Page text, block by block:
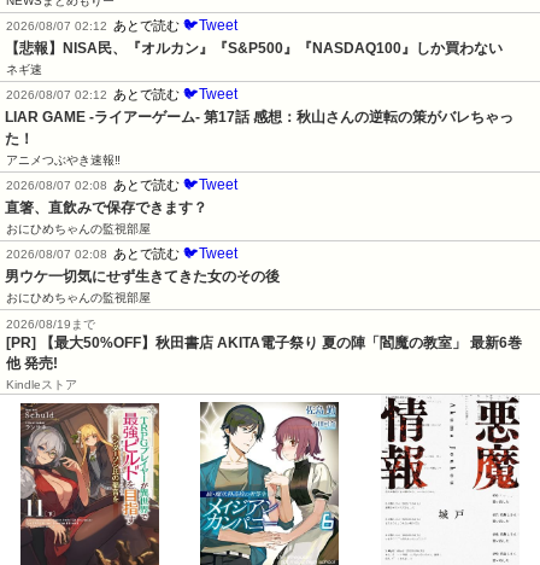
2026/08/07 02:12
あとで読む 🐦Tweet
【悲報】NISA民、『オルカン』『S&P500』『NASDAQ100』しか買わない
ネギ速
2026/08/07 02:12
あとで読む 🐦Tweet
LIAR GAME -ライアーゲーム- 第17話 感想：秋山さんの逆転の策がバレちゃっ
た！
アニメつぶやき速報‼︎
2026/08/07 02:08
あとで読む 🐦Tweet
直箸、直飲みで保存できます？
おにひめちゃんの監視部屋
2026/08/07 02:08
あとで読む 🐦Tweet
男ウケ一切気にせず生きてきた女のその後
おにひめちゃんの監視部屋
2026/08/19まで
[PR] 【最大50%OFF】秋田書店 AKITA電子祭り 夏の陣「閻魔の教室」 最新6巻
他 発売!
Kindleストア